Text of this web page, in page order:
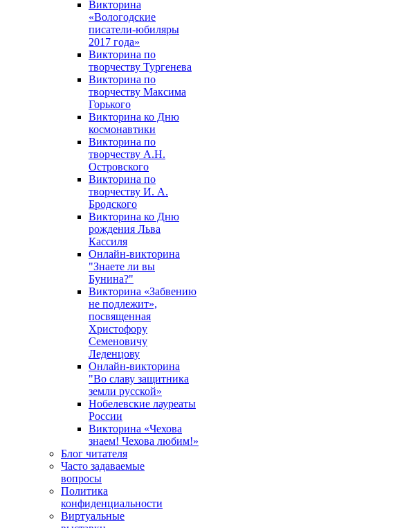
Викторина
«Вологодские
писатели-юбиляры
2017 года»
Викторина по
творчеству Тургенева
Викторина по
творчеству Максима
Горького
Викторина ко Дню
космонавтики
Викторина по
творчеству А.Н.
Островского
Викторина по
творчеству И. А.
Бродского
Викторина ко Дню
рождения Льва
Кассиля
Онлайн-викторина
"Знаете ли вы
Бунина?"
Викторина «Забвению
не подлежит»,
посвященная
Христофору
Семеновичу
Леденцову
Онлайн-викторина
"Во славу защитника
земли русской»
Нобелевские лауреаты
России
Викторина «Чехова
знаем! Чехова любим!»
Блог читателя
Часто задаваемые
вопросы
Политика
конфиденциальности
Виртуальные